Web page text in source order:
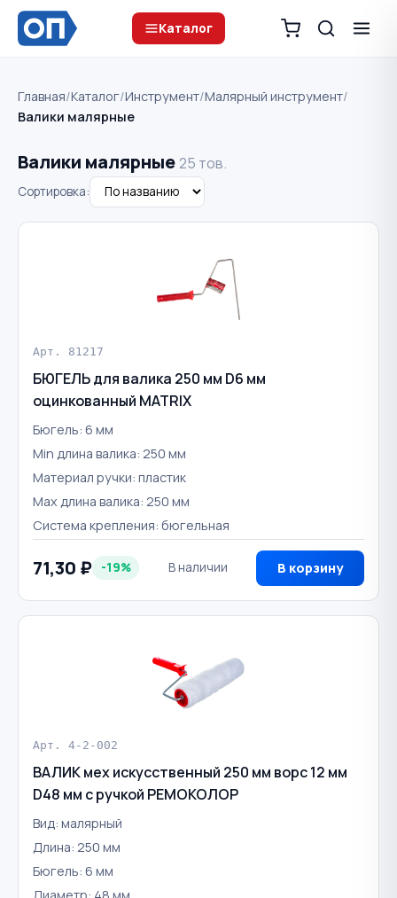
Каталог
Главная/Каталог/Инструмент/Малярный инструмент/
Валики малярные
Валики малярные25 тов.
Сортировка:
Арт. 81217
БЮГЕЛЬ для валика 250 мм D6 мм
оцинкованный MATRIX
Бюгель: 6 мм
Min длина валика: 250 мм
Материал ручки: пластик
Мах длина валика: 250 мм
Система крепления: бюгельная
71,30 ₽ -19% В наличии В корзину
Арт. 4-2-002
ВАЛИК мех искусственный 250 мм ворс 12 мм
D48 мм с ручкой РЕМОКОЛОР
Вид: малярный
Длина: 250 мм
Бюгель: 6 мм
Диаметр: 48 мм